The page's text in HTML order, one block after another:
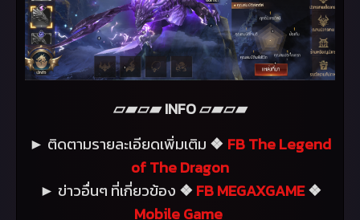
▱▰▱▰INFO▱▰▱▰
► ติดตามรายละเอียดเพิ่มเติม ❖ FB The Legend
of The Dragon
► ข่าวอื่นๆ ที่เกี่ยวข้อง ❖ FB MEGAXGAME ❖
Mobile Game